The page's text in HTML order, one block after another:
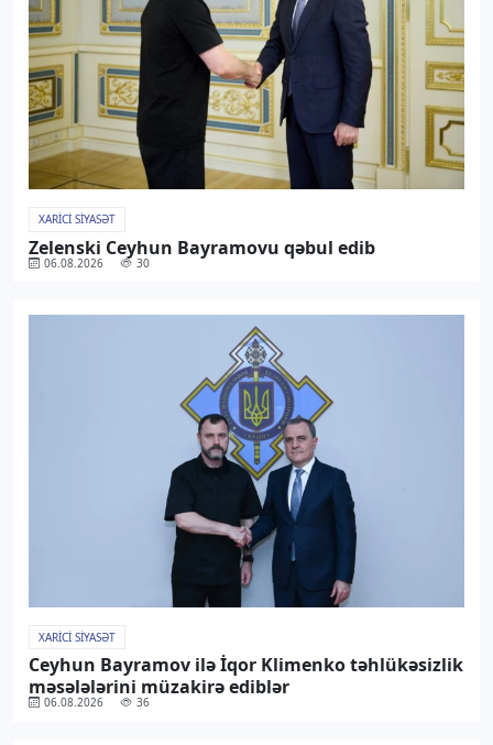
XARICI SIYASƏT
Zelenski Ceyhun Bayramovu qəbul edib
06.08.2026 30
XARICI SIYASƏT
Ceyhun Bayramov ilə İqor Klimenko təhlükəsizlik
məsələlərini müzakirə ediblər
06.08.2026 36